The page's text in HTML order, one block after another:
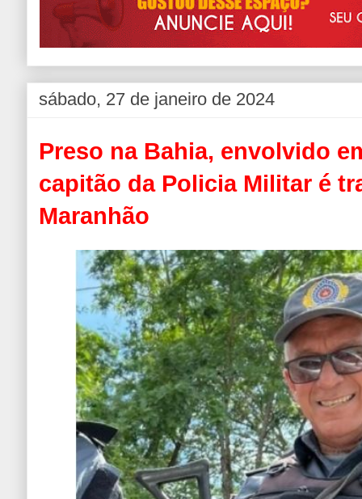
sábado, 27 de janeiro de 2024
Preso na Bahia, envolvido
capitão da Policia Militar é
Maranhão